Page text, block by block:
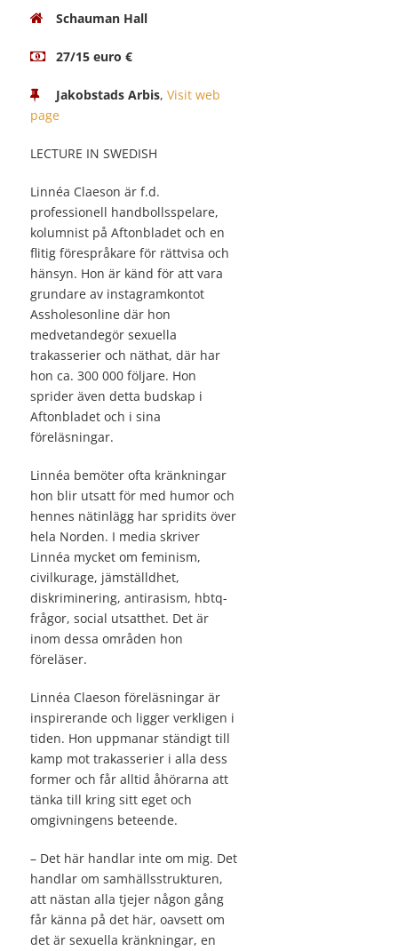
Schauman Hall
27/15 euro €
Jakobstads Arbis, Visit web
page
LECTURE IN SWEDISH
Linnéa Claeson är f.d.
professionell handbollsspelare,
kolumnist på Aftonbladet och en
flitig förespråkare för rättvisa och
hänsyn. Hon är känd för att vara
grundare av instagramkontot
Assholesonline där hon
medvetandegör sexuella
trakasserier och näthat, där har
hon ca. 300 000 följare. Hon
sprider även detta budskap i
Aftonbladet och i sina
föreläsningar.
Linnéa bemöter ofta kränkningar
hon blir utsatt för med humor och
hennes nätinlägg har spridits över
hela Norden. I media skriver
Linnéa mycket om feminism,
civilkurage, jämställdhet,
diskriminering, antirasism, hbtq-
frågor, social utsatthet. Det är
inom dessa områden hon
föreläser.
Linnéa Claeson föreläsningar är
inspirerande och ligger verkligen i
tiden. Hon uppmanar ständigt till
kamp mot trakasserier i alla dess
former och får alltid åhörarna att
tänka till kring sitt eget och
omgivningens beteende.
– Det här handlar inte om mig. Det
handlar om samhällsstrukturen,
att nästan alla tjejer någon gång
får känna på det här, oavsett om
det är sexuella kränkningar, en